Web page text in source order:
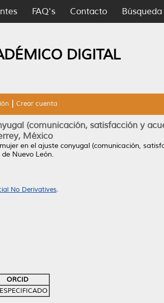
FAQ's Contacto
DIGITAL
Crear cuenta
(comunicación, satisfacción y
México
en el ajuste conyugal (comunicación,
Nuevo León.
No Derivatives.
ORCID